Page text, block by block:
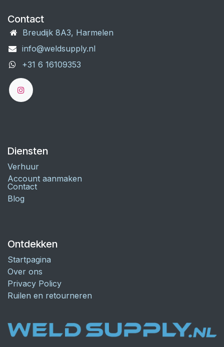
Contact
Breudijk 8A3, Harmelen
info@weldsupply.nl
+31 6 16109353
Diensten
Verhuur
Account aanmaken
Contact
Blog
Ontdekken
Startpagina
Over ons
Privacy Policy
Ruilen en retourneren